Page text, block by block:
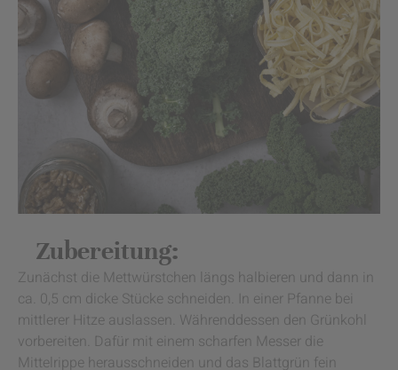
Zubereitung:
Zunächst die Mettwürstchen längs halbieren und dann in
ca. 0,5 cm dicke Stücke schneiden. In einer Pfanne bei
mittlerer Hitze auslassen. Währenddessen den Grünkohl
vorbereiten. Dafür mit einem scharfen Messer die
Mittelrippe herausschneiden und das Blattgrün fein